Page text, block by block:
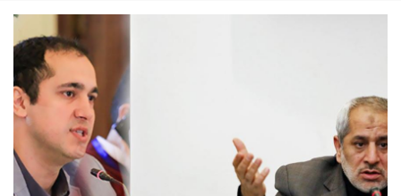
04.jpg